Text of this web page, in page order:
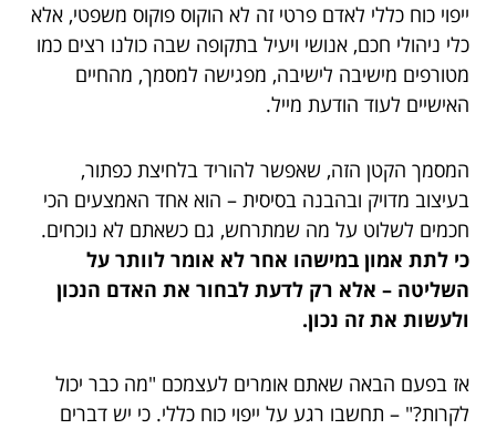
ייפוי כוח כללי לאדם פרטי זה לא הוקוס פוקוס משפטי, אלא
כלי ניהולי חכם, אנושי ויעיל בתקופה שבה כולנו רצים כמו
מטורפים מישיבה לישיבה, מפגישה למסמך, מהחיים
האישיים לעוד הודעת מייל.
המסמך הקטן הזה, שאפשר להוריד בלחיצת כפתור,
בעיצוב מדויק ובהבנה בסיסית – הוא אחד האמצעים הכי
חכמים לשלוט על מה שמתרחש, גם כשאתם לא נוכחים.
כי לתת אמון במישהו אחר לא אומר לוותר על
השליטה – אלא רק לדעת לבחור את האדם הנכון
ולעשות את זה נכון.
אז בפעם הבאה שאתם אומרים לעצמכם "מה כבר יכול
לקרות?" – תחשבו רגע על ייפוי כוח כללי. כי יש דברים